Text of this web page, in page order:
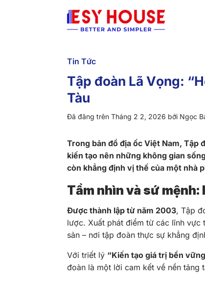
Tin Tức
Tập đoàn Lã Vọng:
Tàu
Đã đăng trên Tháng 2 2, 2026 bởi Ngọc
Trong bản đồ địa ốc Việt Nam,
kiến tạo nên những không gian
còn khẳng định vị thế của một nhà
Tầm nhìn và sứ
Được thành lập từ năm 2003, Tập
lược. Xuất phát điểm từ các lĩnh vực
sản – nơi tập đoàn thực sự khẳng
Với triết lý “Kiến tạo giá trị bền
đoàn là một lời cam kết về nền tảng